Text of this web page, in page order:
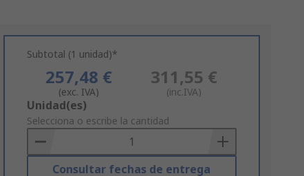
Subtotal (1 unidad)*
257,48 €
(exc. IVA)
311,55 €
(inc.IVA)
Add
to
Basket
Unidad(es)
Selecciona o escribe la cantidad
Consultar fechas de entrega